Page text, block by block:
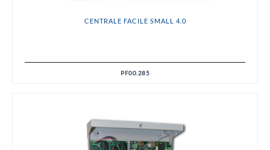
CENTRALE FACILE SMALL 4.0
PF00.285